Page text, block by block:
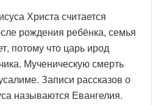
Христа считается
рождения ребёнка, семья
потому что царь ирод
Мученическую смерть
Записи рассказов о
называются Евангелия.